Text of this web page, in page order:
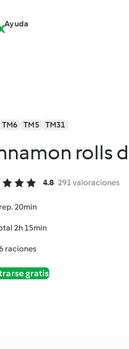
Ayuda
TM6 TM5 TM31
rolls
4.8 291 valoraciones
20min
2h 15min
raciones
gratis